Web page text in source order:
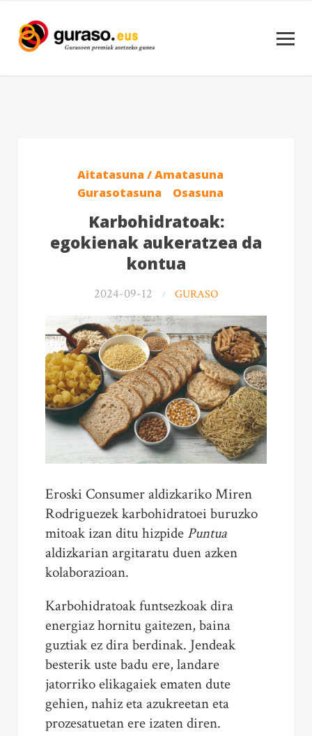
Aitatasuna / Amatasuna
Gurasotasuna
Osasuna
Karbohidratoak:
egokienak aukeratzea da
kontua
2024-09-12 GURASO
Eroski Consumer aldizkariko Miren
Rodriguezek karbohidratoei buruzko
mitoak izan ditu hizpide Puntua
aldizkarian argitaratu duen azken
kolaborazioan.
Karbohidratoak funtsezkoak dira
energiaz hornitu gaitezen, baina
guztiak ez dira berdinak. Jendeak
besterik uste badu ere, landare
jatorriko elikagaiek ematen dute
gehien, nahiz eta azukreetan eta
prozesatuetan ere izaten diren.